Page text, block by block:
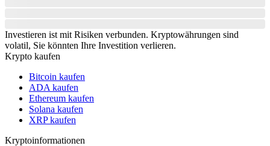
Investieren ist mit Risiken verbunden. Kryptowährungen sind
volatil, Sie könnten Ihre Investition verlieren.
Krypto kaufen
Bitcoin kaufen
ADA kaufen
Ethereum kaufen
Solana kaufen
XRP kaufen
Kryptoinformationen